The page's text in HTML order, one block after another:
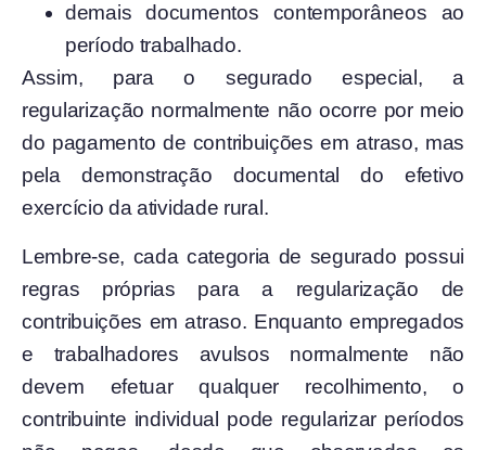
demais documentos contemporâneos ao
período trabalhado.
Assim, para o segurado especial, a
regularização normalmente não ocorre por meio
do pagamento de contribuições em atraso, mas
pela demonstração documental do efetivo
exercício da atividade rural.
Lembre-se, cada categoria de segurado possui
regras próprias para a regularização de
contribuições em atraso. Enquanto empregados
e trabalhadores avulsos normalmente não
devem efetuar qualquer recolhimento, o
contribuinte individual pode regularizar períodos